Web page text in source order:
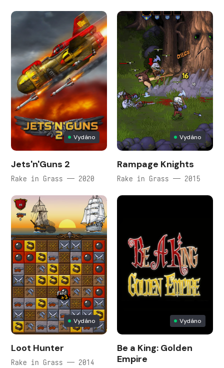
Vydáno
Jets'n'Guns 2
Rake in Grass — 2020
Vydáno
Rampage Knights
Rake in Grass — 2015
Vydáno
Loot Hunter
Rake in Grass — 2014
Vydáno
Be a King: Golden
Empire